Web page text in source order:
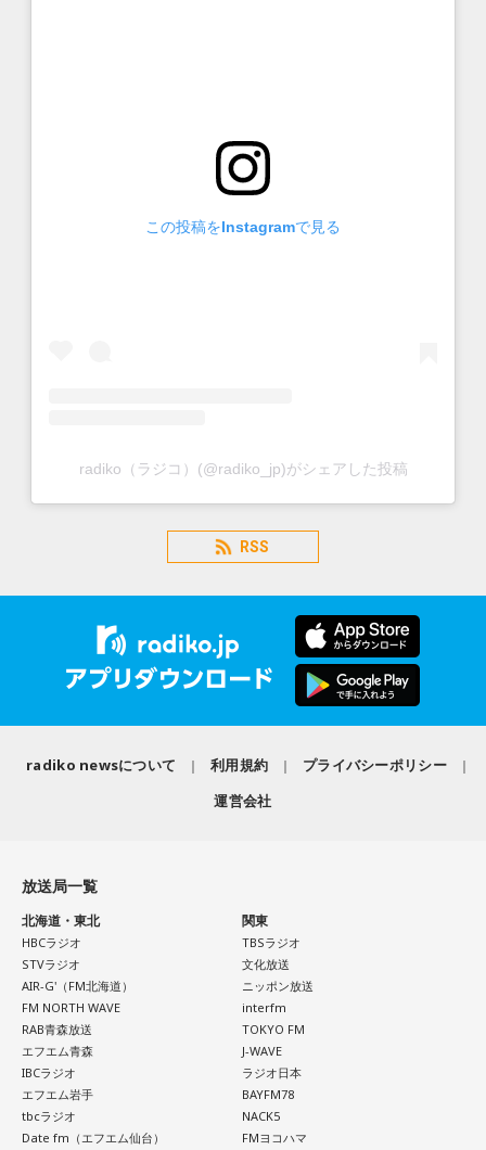
この投稿をInstagramで見る
radiko（ラジコ）(@radiko_jp)がシェアした投稿
RSS
radiko newsについて 利用規約
プライバシーポリシー
運営会社
放送局一覧
北海道・東北
HBCラジオ
STVラジオ
AIR-G'（FM北海道）
FM NORTH WAVE
RAB青森放送
エフエム青森
IBCラジオ
エフエム岩手
tbcラジオ
Date fm（エフエム仙台）
関東
TBSラジオ
文化放送
ニッポン放送
interfm
TOKYO FM
J-WAVE
ラジオ日本
BAYFM78
NACK5
FMヨコハマ